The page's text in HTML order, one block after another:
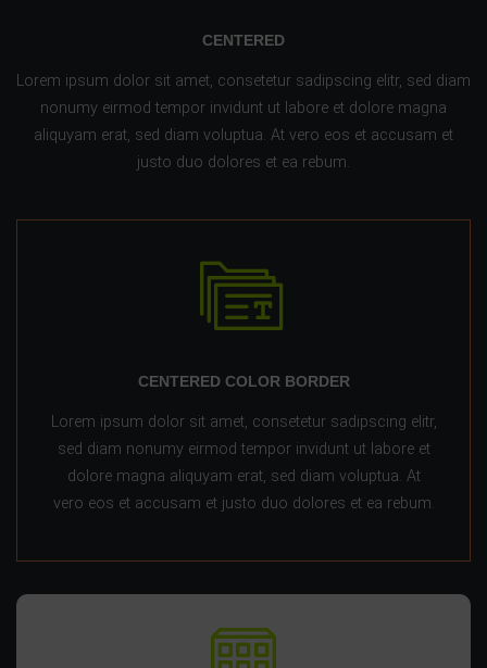
CENTERED
Lorem ipsum dolor sit amet, consetetur sadipscing elitr, sed diam
nonumy eirmod tempor invidunt ut labore et dolore magna
aliquyam erat, sed diam voluptua. At vero eos et accusam et
justo duo dolores et ea rebum.
CENTERED COLOR BORDER
Lorem ipsum dolor sit amet, consetetur sadipscing elitr,
sed diam nonumy eirmod tempor invidunt ut labore et
dolore magna aliquyam erat, sed diam voluptua. At
vero eos et accusam et justo duo dolores et ea rebum.